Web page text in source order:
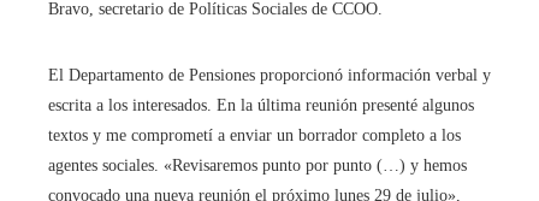
Bravo, secretario de Políticas Sociales de CCOO.
El Departamento de Pensiones proporcionó información verbal y
escrita a los interesados. En la última reunión presenté algunos
textos y me comprometí a enviar un borrador completo a los
agentes sociales. «Revisaremos punto por punto (…) y hemos
convocado una nueva reunión el próximo lunes 29 de julio»,